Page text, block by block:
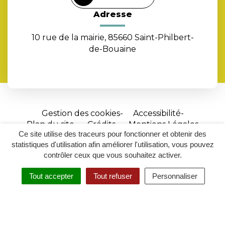
Ce site utilise des traceurs pour fonctionner et obtenir des
statistiques d'utilisation afin améliorer l'utilisation, vous pouvez
contrôler ceux que vous souhaitez activer.
Tout accepter Tout refuser Personnaliser
RECHERCHER
ACCESSIBILITÉ
Adresse
10 rue de la mairie, 85660 Saint-Philbert-
de-Bouaine
Gestion des cookies
Accessibilité
Plan du site
Crédits
Mentions Légales
Site
réalisé
par
Inovagora